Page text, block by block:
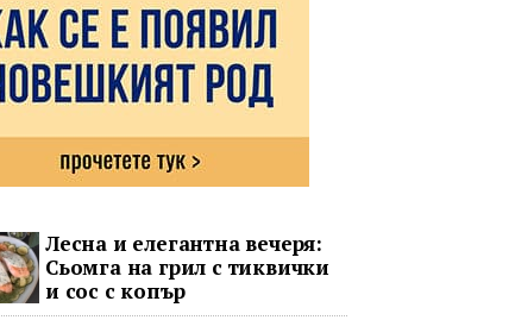
Лесна и елегантна вечеря:
Сьомга на грил с тиквички
и сос с копър